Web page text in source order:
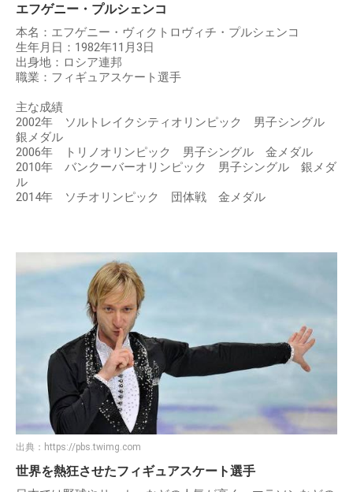
エフゲニー・プルシェンコ
本名：エフゲニー・ヴィクトロヴィチ・プルシェンコ
生年月日：1982年11月3日
出身地：ロシア連邦
職業：フィギュアスケート選手
主な成績
2002年 ソルトレイクシティオリンピック 男子シングル
銀メダル
2006年 トリノオリンピック 男子シングル 金メダル
2010年 バンクーバーオリンピック 男子シングル 銀メダ
ル
2014年 ソチオリンピック 団体戦 金メダル
出典： https://pbs.twimg.com
世界を熱狂させたフィギュアスケート選手